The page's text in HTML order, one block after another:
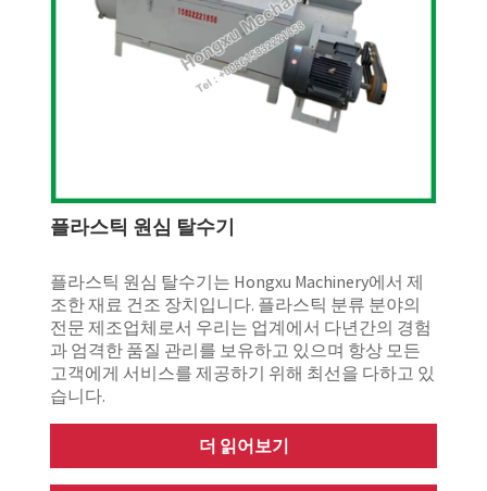
플라스틱 원심 탈수기
플라스틱 원심 탈수기는 Hongxu Machinery에서 제
조한 재료 건조 장치입니다. 플라스틱 분류 분야의
전문 제조업체로서 우리는 업계에서 다년간의 경험
과 엄격한 품질 관리를 보유하고 있으며 항상 모든
고객에게 서비스를 제공하기 위해 최선을 다하고 있
습니다.
더 읽어보기